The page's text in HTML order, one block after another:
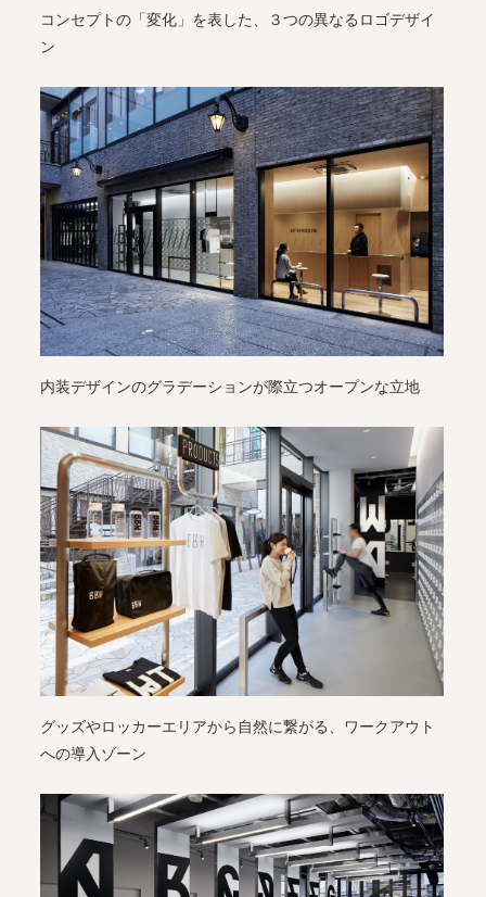
コンセプトの「変化」を表した、３つの異なるロゴデザイ
ン
内装デザインのグラデーションが際立つオープンな立地
グッズやロッカーエリアから自然に繋がる、ワークアウト
への導入ゾーン